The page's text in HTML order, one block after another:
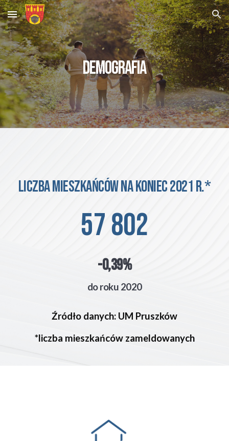
Skip to main content Skip to navigation
DEMOGRAFIA
Liczba mieszkańców na koniec 2021 r.*
57 802
-0,39%
do roku 2020
Źródło danych: UM Pruszków
*liczba mieszkańców zameldowanych